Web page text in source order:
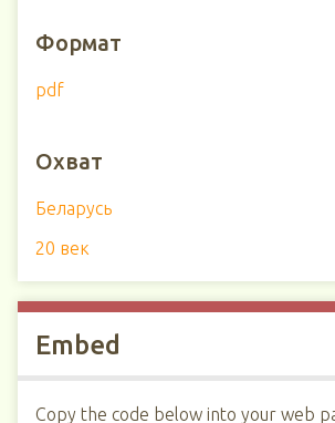
Формат
pdf
Охват
Беларусь
20 век
Embed
Copy the code below into your web